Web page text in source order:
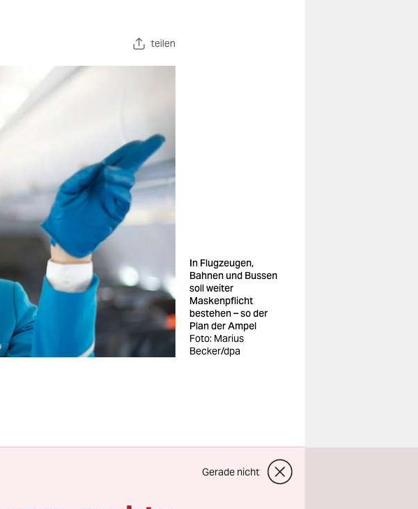
teilen
In Flugzeugen,
Bahnen und Bussen
soll weiter
Maskenpflicht
bestehen – so der
Plan der Ampel
Foto: Marius
Becker/dpa
– das war die Forderung
(SPD) und
vor der Vorstellung des
Gerade nicht